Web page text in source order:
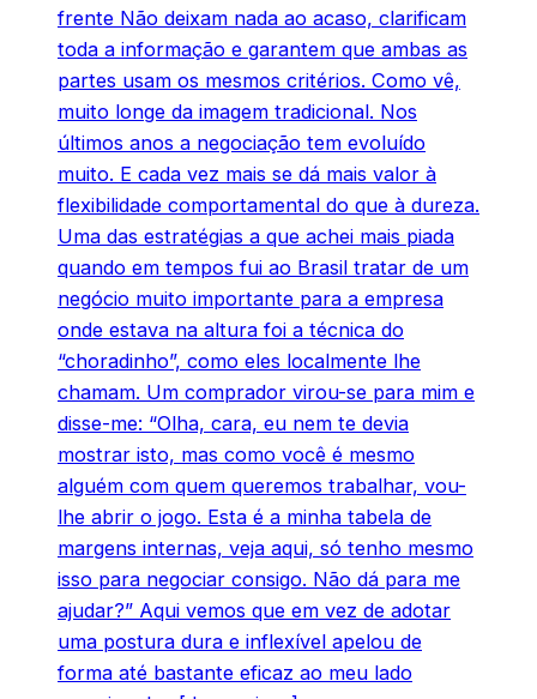
frente Não deixam nada ao acaso, clarificam
toda a informação e garantem que ambas as
partes usam os mesmos critérios. Como vê,
muito longe da imagem tradicional. Nos
últimos anos a negociação tem evoluído
muito. E cada vez mais se dá mais valor à
flexibilidade comportamental do que à dureza.
Uma das estratégias a que achei mais piada
quando em tempos fui ao Brasil tratar de um
negócio muito importante para a empresa
onde estava na altura foi a técnica do
“choradinho”, como eles localmente lhe
chamam. Um comprador virou-se para mim e
disse-me: “Olha, cara, eu nem te devia
mostrar isto, mas como você é mesmo
alguém com quem queremos trabalhar, vou-
lhe abrir o jogo. Esta é a minha tabela de
margens internas, veja aqui, só tenho mesmo
isso para negociar consigo. Não dá para me
ajudar?” Aqui vemos que em vez de adotar
uma postura dura e inflexível apelou de
forma até bastante eficaz ao meu lado